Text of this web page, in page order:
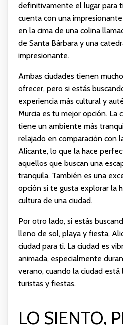
definitivamente el lugar para
cuenta con una
en la cima de una colina
de Santa Bárbara y una
impresionante.
Ambas ciudades tienen
ofrecer, pero si estás
experiencia más cultural y
Murcia es tu mejor opción. La
tiene un ambiente más
relajado en comparación con
Alicante, lo que la hace
aquellos que buscan una
tranquila. También es una
opción si te gusta explorar la
cultura de una ciudad.
Por otro lado, si estás
lleno de sol, playa y fiesta,
ciudad para ti. La ciudad es
animada, especialmente
verano, cuando la ciudad está
turistas y fiestas.
LO SIENTO,